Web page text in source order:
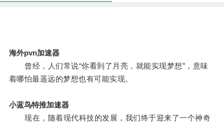
海外pvn加速器
曾经，人们常说“你看到了月亮，就能实现梦想”，意味
着哪怕最遥远的梦想也有可能实现。
小蓝鸟特推加速器
现在，随着现代科技的发展，我们终于迎来了一个神奇